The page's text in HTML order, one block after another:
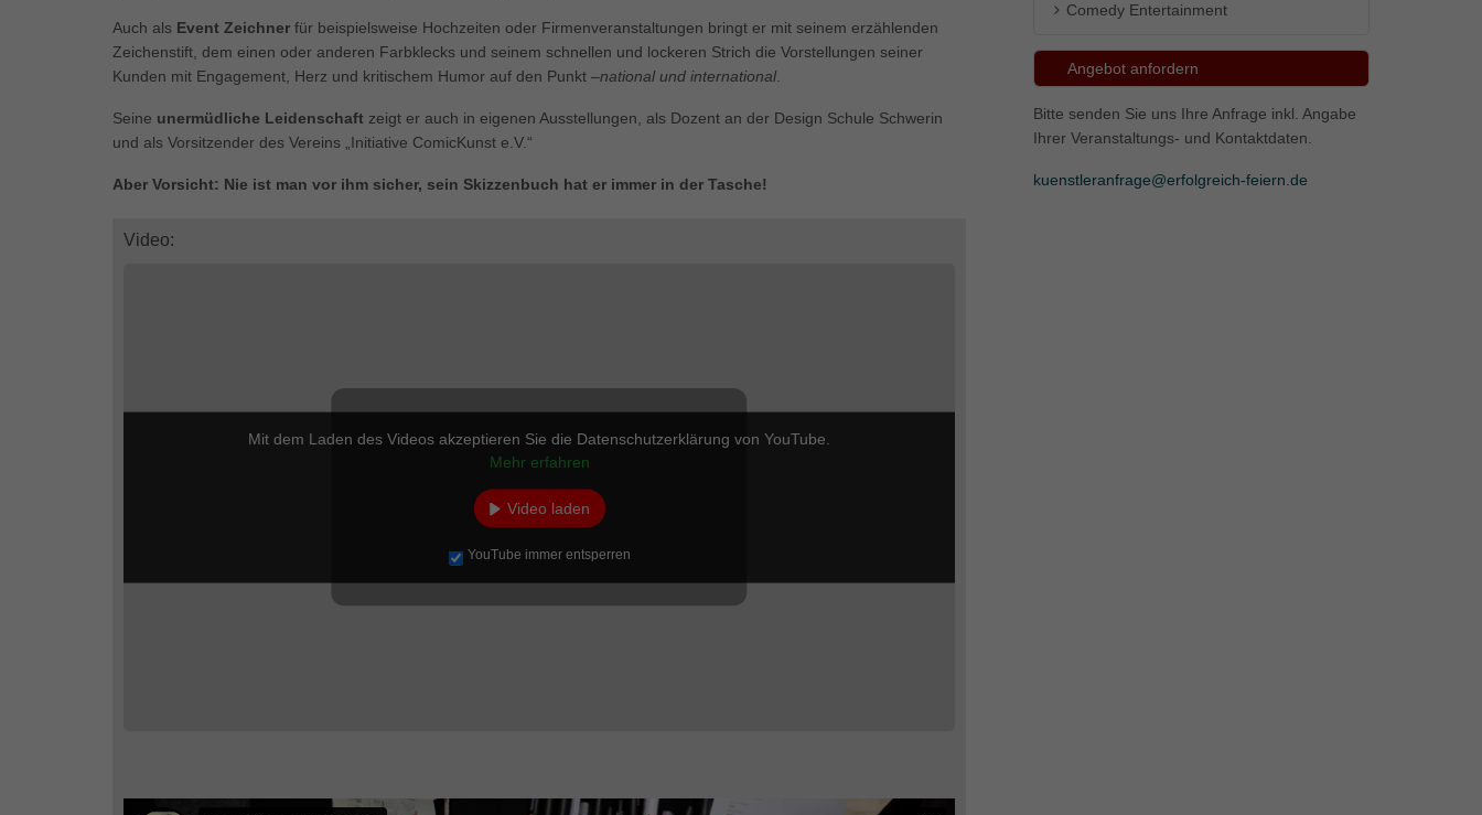
Auch als Event Zeichner für beispielsweise Hochzeiten oder Firmenveranstaltungen bringt er mit seinem erzählenden
Zeichenstift, dem einen oder anderen Farbklecks und seinem schnellen und lockeren Strich die Vorstellungen seiner
Kunden mit Engagement, Herz und kritischem Humor auf den Punkt –national und international
Seine unermüdliche Leidenschaft zeigt er auch in eigenen Ausstellungen, als Dozent an der Design Schule Schwerin
und als Vorsitzender des Vereins „Initiative ComicKunst e.V.“
Aber Vorsicht: Nie ist man vor ihm sicher, sein Skizzenbuch hat er immer in der Tasche!
Video:
Mit dem Laden des Videos akzeptieren Sie die Datenschutzerklärung von YouTube.
Mehr erfahren
Video laden
YouTube immer entsperren
Comedy Entertainment
Angebot anfordern
Bitte senden Sie uns Ihre Anfrage inkl. Angabe
Ihrer Veranstaltungs- und Kontaktdaten.
kuenstleranfrage@erfolgreich-feiern.de
Externe Medien (5) Externe Medien
Wenn Cookies von externen Medien akzeptiert werden, bedarf der Zugriff auf diese Inhalte
keiner manuellen Einwilligung mehr.